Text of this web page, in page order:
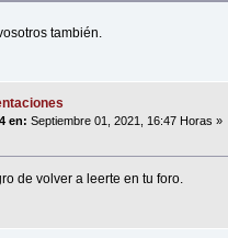
también.
en: Septiembre 01, 2021, 16:47 Horas »
de volver a leerte en tu foro.